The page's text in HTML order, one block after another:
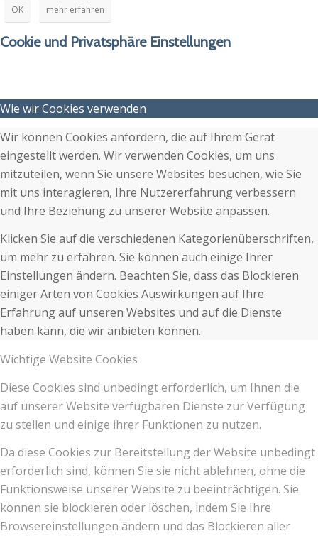
OK mehr erfahren
Cookie und Privatsphäre Einstellungen
Wie wir Cookies verwenden
Wir können Cookies anfordern, die auf Ihrem Gerät
eingestellt werden. Wir verwenden Cookies, um uns
mitzuteilen, wenn Sie unsere Websites besuchen, wie Sie
mit uns interagieren, Ihre Nutzererfahrung verbessern
und Ihre Beziehung zu unserer Website anpassen.
Klicken Sie auf die verschiedenen Kategorienüberschriften,
um mehr zu erfahren. Sie können auch einige Ihrer
Einstellungen ändern. Beachten Sie, dass das Blockieren
einiger Arten von Cookies Auswirkungen auf Ihre
Erfahrung auf unseren Websites und auf die Dienste
haben kann, die wir anbieten können.
Wichtige Website Cookies
Diese Cookies sind unbedingt erforderlich, um Ihnen die
auf unserer Website verfügbaren Dienste zur Verfügung
zu stellen und einige ihrer Funktionen zu nutzen.
Da diese Cookies zur Bereitstellung der Website unbedingt
erforderlich sind, können Sie sie nicht ablehnen, ohne die
Funktionsweise unserer Website zu beeinträchtigen. Sie
können sie blockieren oder löschen, indem Sie Ihre
Browsereinstellungen ändern und das Blockieren aller